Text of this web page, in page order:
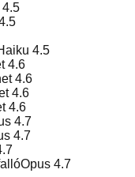
4.5
4.5
4.6
4.6
4.6
4.6
4.7
4.7
Opus 4.7